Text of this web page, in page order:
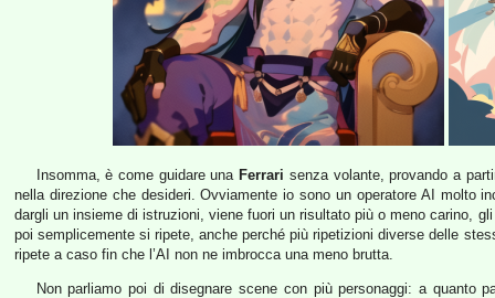
Insomma, è come guidare una Ferrari senza volante, provando a
nella direzione che desideri. Ovviamente io sono un operatore AI molto
dargli un insieme di istruzioni, viene fuori un risultato più o meno carino,
poi semplicemente si ripete, anche perché più ripetizioni diverse delle
ripete a caso fin che l’AI non ne imbrocca una meno brutta.
Non parliamo poi di disegnare scene con più personaggi: a